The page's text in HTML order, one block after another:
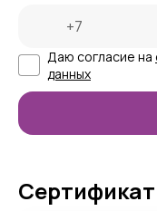
Даю согласие на
данных